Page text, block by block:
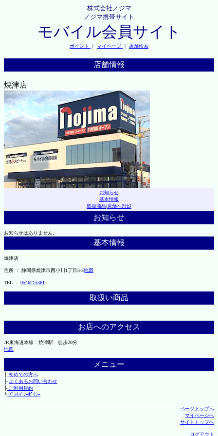
株式会社ノジマ
ノジマ携帯サイト
モバイル会員サイト
ポイント ｜ マイページ ｜ 店舗検索
店舗情報
焼津店
お知らせ
基本情報
取扱商品|店舗へｱｸｾｽ
お知らせ
お知らせはありません。
基本情報
焼津店
住所 ： 静岡県焼津市西小川1丁目3-5地図
TEL ： 0546215361
取扱い商品
お店へのアクセス
JR東海道本線：焼津駅 徒歩20分
地図
メニュー
├初めての方へ
├ よくあるお問い合わせ
├ご利用規約
└ﾌﾟﾗｲﾊﾞｼｰﾎﾟﾘｼｰ
ページトップへ
マイページへ
サイトトップへ
ログアウト